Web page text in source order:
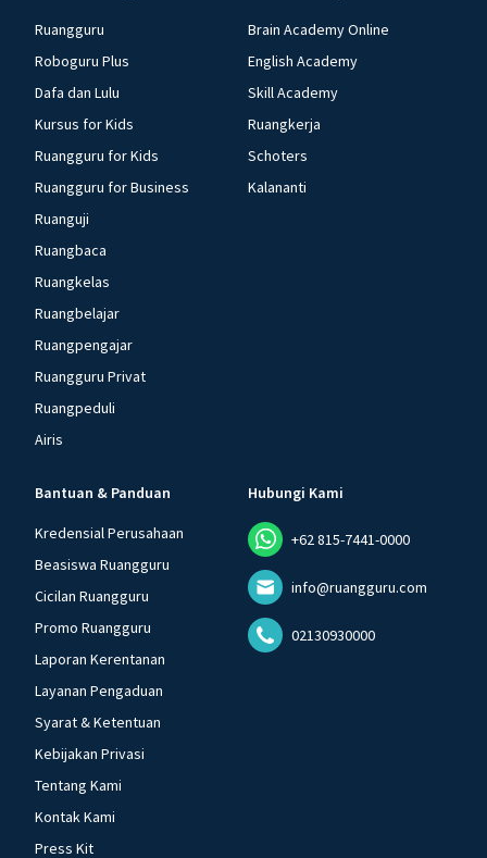
Ruangguru
Roboguru Plus
Dafa dan Lulu
Kursus for Kids
Ruangguru for Kids
Ruangguru for Business
Ruanguji
Ruangbaca
Ruangkelas
Ruangbelajar
Ruangpengajar
Ruangguru Privat
Ruangpeduli
Airis
Brain Academy Online
English Academy
Skill Academy
Ruangkerja
Schoters
Kalananti
Bantuan & Panduan
Kredensial Perusahaan
Beasiswa Ruangguru
Cicilan Ruangguru
Promo Ruangguru
Laporan Kerentanan
Layanan Pengaduan
Syarat & Ketentuan
Kebijakan Privasi
Tentang Kami
Kontak Kami
Press Kit
Hubungi Kami
+62 815-7441-0000
info@ruangguru.com
02130930000